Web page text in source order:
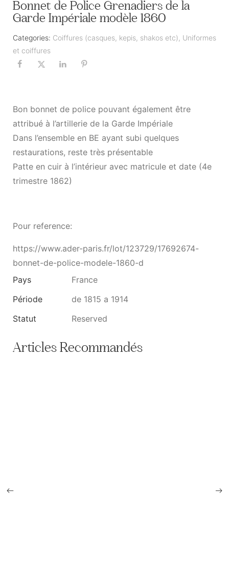
Bonnet de Police Grenadiers de la
Garde Impériale modèle 1860
Categories: Coiffures (casques, kepis, shakos etc), Uniformes
et coiffures
Bon bonnet de police pouvant également être
attribué à l’artillerie de la Garde Impériale
Dans l’ensemble en BE ayant subi quelques
restaurations, reste très présentable
Patte en cuir à l’intérieur avec matricule et date (4e
trimestre 1862)
Pour reference:
https://www.ader-paris.fr/lot/123729/17692674-
bonnet-de-police-modele-1860-d
Pays
France
Période
de 1815 a 1914
Statut
Reserved
Articles Recommandés